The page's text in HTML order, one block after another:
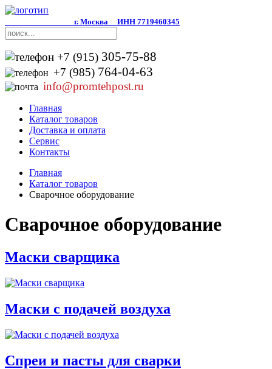
г. Москва ИНН 7719460345
+7 (915) 305-75-88
+7 (985) 764-04-63
info@promtehpost.ru
Главная
Каталог товаров
Доставка и оплата
Сервис
Контакты
Главная
Каталог товаров
Сварочное оборудование
Сварочное оборудование
Маски сварщика
Маски с подачей воздуха
Спреи и пасты для сварки